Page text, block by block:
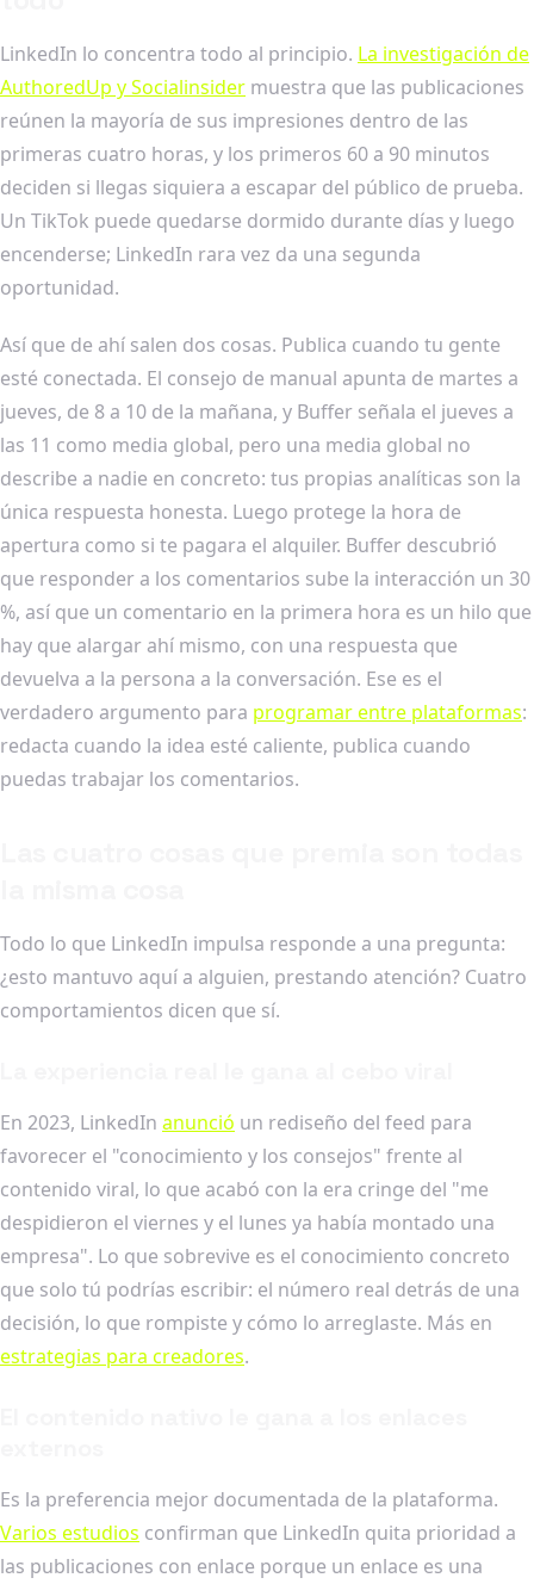
LinkedIn lo concentra todo al principio. La investigación de
AuthoredUp y Socialinsider muestra que las publicaciones
reúnen la mayoría de sus impresiones dentro de las
primeras cuatro horas, y los primeros 60 a 90 minutos
deciden si llegas siquiera a escapar del público de prueba.
Un TikTok puede quedarse dormido durante días y luego
encenderse; LinkedIn rara vez da una segunda
oportunidad.
Así que de ahí salen dos cosas. Publica cuando tu gente
esté conectada. El consejo de manual apunta de martes a
jueves, de 8 a 10 de la mañana, y Buffer señala el jueves a
las 11 como media global, pero una media global no
describe a nadie en concreto: tus propias analíticas son la
única respuesta honesta. Luego protege la hora de
apertura como si te pagara el alquiler. Buffer descubrió
que responder a los comentarios sube la interacción un 30
%, así que un comentario en la primera hora es un hilo que
hay que alargar ahí mismo, con una respuesta que
devuelva a la persona a la conversación. Ese es el
verdadero argumento para programar entre plataformas:
redacta cuando la idea esté caliente, publica cuando
puedas trabajar los comentarios.
Todo lo que LinkedIn impulsa responde a una pregunta:
¿esto mantuvo aquí a alguien, prestando atención? Cuatro
comportamientos dicen que sí.
En 2023, LinkedIn anunció un rediseño del feed para
favorecer el "conocimiento y los consejos" frente al
contenido viral, lo que acabó con la era cringe del "me
despidieron el viernes y el lunes ya había montado una
empresa". Lo que sobrevive es el conocimiento concreto
que solo tú podrías escribir: el número real detrás de una
decisión, lo que rompiste y cómo lo arreglaste. Más en
estrategias para creadores.
Es la preferencia mejor documentada de la plataforma.
Varios estudios confirman que LinkedIn quita prioridad a
las publicaciones con enlace porque un enlace es una